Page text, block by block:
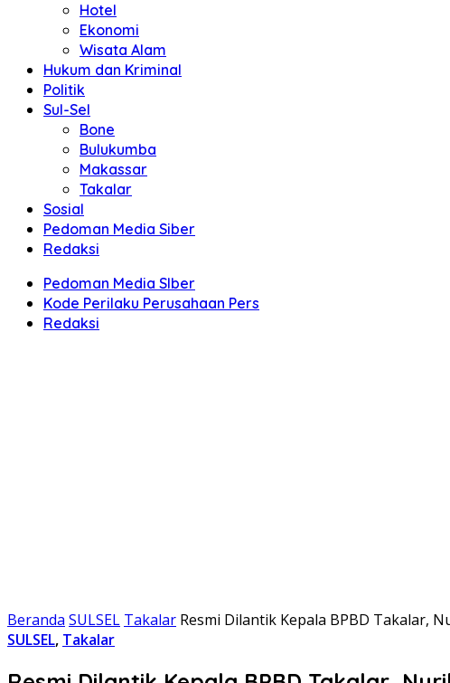
Hotel
Ekonomi
Wisata Alam
Hukum dan Kriminal
Politik
Sul-Sel
Bone
Bulukumba
Makassar
Takalar
Sosial
Pedoman Media Siber
Redaksi
Pedoman Media SIber
Kode Perilaku Perusahaan Pers
Redaksi
Beranda SULSEL Takalar Resmi Dilantik Kepala BPBD Takalar,
SULSEL, Takalar